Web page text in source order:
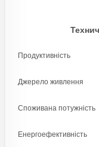
Продуктивність
Джерело живлення
Споживана потужність
Енергоефективність